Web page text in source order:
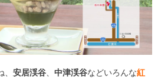
安居渓谷、 中津渓谷などいろんな紅